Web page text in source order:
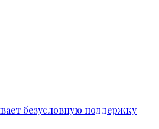
безусловную поддержку